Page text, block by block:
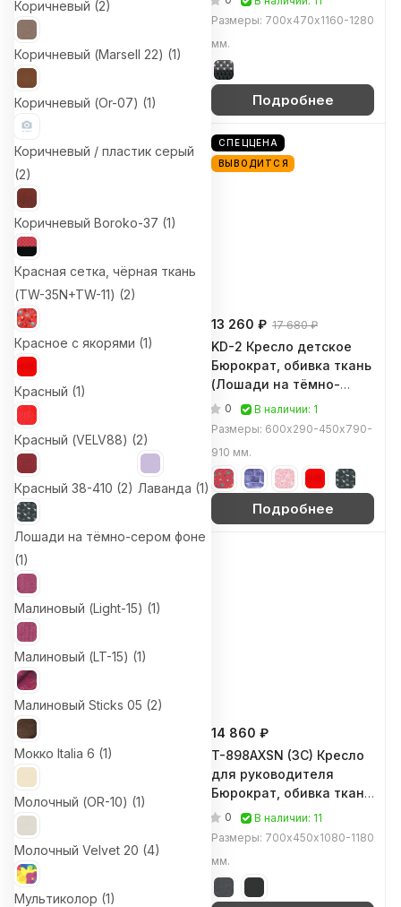
Коричневый (2)
Коричневый (Marsell 22) (1)
Коричневый (Or-07) (1)
Коричневый / пластик серый
(2)
Коричневый Boroko-37 (1)
Красная сетка, чёрная ткань
(TW-35N+TW-11) (2)
Красное с якорями (1)
Красный (1)
Красный (VELV88) (2)
Красный 38-410 (2) Лаванда (1)
Лошади на тёмно-сером фоне
(1)
Малиновый (Light-15) (1)
Малиновый (LT-15) (1)
Малиновый Sticks 05 (2)
Мокко Italia 6 (1)
Молочный (OR-10) (1)
Молочный Velvet 20 (4)
Мультиколор (1)
зигзаг)
Размеры: 475х420х890 мм.
Подробнее
Размеры: 700х470х1160-1280
мм.
Подробнее
19 820 ₽
CH-380SL Кресло для
персонала Бюрократ,
обивка ткань
(Фисташковый (Italia 12))
Размеры: 650х400х815-950
мм.
СПЕЦЦЕНА
ВЫВОДИТСЯ
13 260 ₽ 17 680 ₽
KD-2 Кресло детское
Бюрократ, обивка ткань
(Лошади на тёмно-
сером фоне)
0
В наличии: 1
Размеры: 600х290-450х790-
910 мм.
Подробнее
12 000 ₽
CH-808AXSN (3C) Кресло
для персонала
Бюрократ, обивка ткань
(Серое (3C1)/G)
Размеры: 700х450х1100-1230
14 860 ₽
T-898AXSN (3C) Кресло
для руководителя
Бюрократ, обивка ткань
(Серое (3C1))
0
В наличии: 11
Размеры: 700х450х1080-1180
мм.